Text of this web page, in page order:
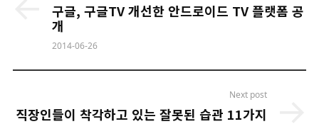
navigation
구글, 구글TV 개선한 안드로이드 TV 플랫폼 공
개
2014-06-26
Next post
직장인들이 착각하고 있는 잘못된 습관 11가지